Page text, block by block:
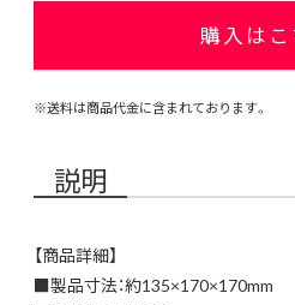
購入はこ
※送料は商品代金に含まれております。
説明
【商品詳細】
■製品寸法：約135×170×170mm